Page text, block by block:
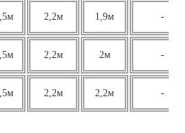
2,2м 1,9м -
2,2м 2м -
2,2м 2,2м -